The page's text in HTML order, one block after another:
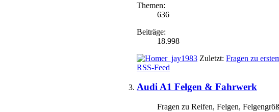
Themen:
636
Beiträge:
18.998
Zuletzt: Fragen zu
RSS-Feed
Audi A1 Felgen & Fahrwerk
Fragen zu Reifen, Felgen,